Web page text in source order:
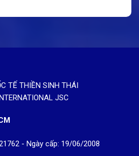
TẾ THIỀN SINH THÁI
JSC
- Ngày cấp: 19/06/2008